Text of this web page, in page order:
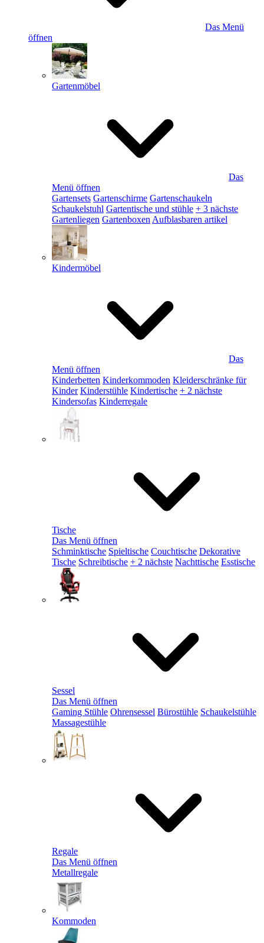
Das Menü
öffnen
Gartenmöbel
Das
Menü öffnen
Gartensets Gartenschirme Gartenschaukeln
Schaukelstuhl Gartentische und stühle + 3 nächste
Gartenliegen Gartenboxen Aufblasbaren artikel
Kindermöbel
Das
Menü öffnen
Kinderbetten Kinderkommoden Kleiderschränke für
Kinder Kinderstühle Kindertische + 2 nächste
Kindersofas Kinderregale
Tische
Das Menü öffnen
Schminktische Spieltische Couchtische Dekorative
Tische Schreibtische + 2 nächste Nachttische Esstische
Sessel
Das Menü öffnen
Gaming Stühle Ohrensessel Bürostühle Schaukelstühle
Massagestühle
Regale
Das Menü öffnen
Metallregale
Kommoden